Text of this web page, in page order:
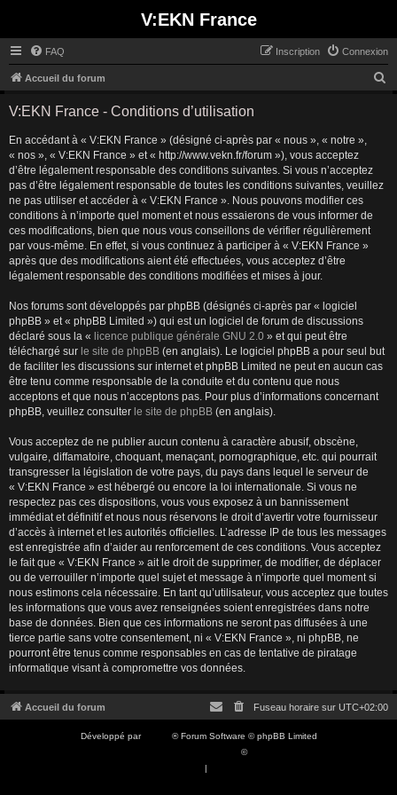
V:EKN France
FAQ Connexion
Inscription
Accueil du forum
V:EKN France - Conditions d’utilisation
En accédant à « V:EKN France » (désigné ci-après par « nous », « notre »,
« nos », « V:EKN France » et « http://www.vekn.fr/forum »), vous acceptez
d’être légalement responsable des conditions suivantes. Si vous n’acceptez
pas d’être légalement responsable de toutes les conditions suivantes, veuillez
ne pas utiliser et accéder à « V:EKN France ». Nous pouvons modifier ces
conditions à n’importe quel moment et nous essaierons de vous informer de
ces modifications, bien que nous vous conseillons de vérifier régulièrement
par vous-même. En effet, si vous continuez à participer à « V:EKN France »
après que des modifications aient été effectuées, vous acceptez d’être
légalement responsable des conditions modifiées et mises à jour.
Nos forums sont développés par phpBB (désignés ci-après par « logiciel
phpBB » et « phpBB Limited ») qui est un logiciel de forum de discussions
déclaré sous la « licence publique générale GNU 2.0 » et qui peut être
téléchargé sur le site de phpBB (en anglais). Le logiciel phpBB a pour seul but
de faciliter les discussions sur internet et phpBB Limited ne peut en aucun cas
être tenu comme responsable de la conduite et du contenu que nous
acceptons et que nous n’acceptons pas. Pour plus d’informations concernant
phpBB, veuillez consulter le site de phpBB (en anglais).
Vous acceptez de ne publier aucun contenu à caractère abusif, obscène,
vulgaire, diffamatoire, choquant, menaçant, pornographique, etc. qui pourrait
transgresser la législation de votre pays, du pays dans lequel le serveur de
« V:EKN France » est hébergé ou encore la loi internationale. Si vous ne
respectez pas ces dispositions, vous vous exposez à un bannissement
immédiat et définitif et nous nous réservons le droit d’avertir votre fournisseur
d’accès à internet et les autorités officielles. L’adresse IP de tous les messages
est enregistrée afin d’aider au renforcement de ces conditions. Vous acceptez
le fait que « V:EKN France » ait le droit de supprimer, de modifier, de déplacer
ou de verrouiller n’importe quel sujet et message à n’importe quel moment si
nous estimons cela nécessaire. En tant qu’utilisateur, vous acceptez que toutes
les informations que vous avez renseignées soient enregistrées dans notre
base de données. Bien que ces informations ne seront pas diffusées à une
tierce partie sans votre consentement, ni « V:EKN France », ni phpBB, ne
pourront être tenus comme responsables en cas de tentative de piratage
informatique visant à compromettre vos données.
Accueil du forum Fuseau horaire sur UTC+02:00
Développé par
® Forum Software © phpBB Limited
©
|